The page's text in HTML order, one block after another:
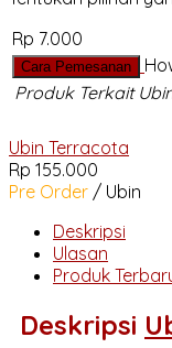
Rp 7.000
Cara Pemesanan
Produk Terkait
Ubin Terracota
Rp 155.000
Pre Order / Ubin
Deskripsi
Ulasan
Produk
Deskripsi